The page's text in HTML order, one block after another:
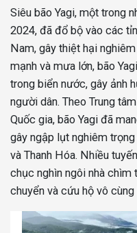
Siêu bão Yagi, một trong
2024, đã đổ bộ vào các
Nam, gây thiệt hại
mạnh và mưa lớn, bão
trong biển nước, gây ảnh
người dân. Theo Trung
Quốc gia, bão Yagi đã
gây ngập lụt nghiêm trọng
và Thanh Hóa. Nhiều
chục nghìn ngôi nhà
chuyển và cứu hộ vô cùng